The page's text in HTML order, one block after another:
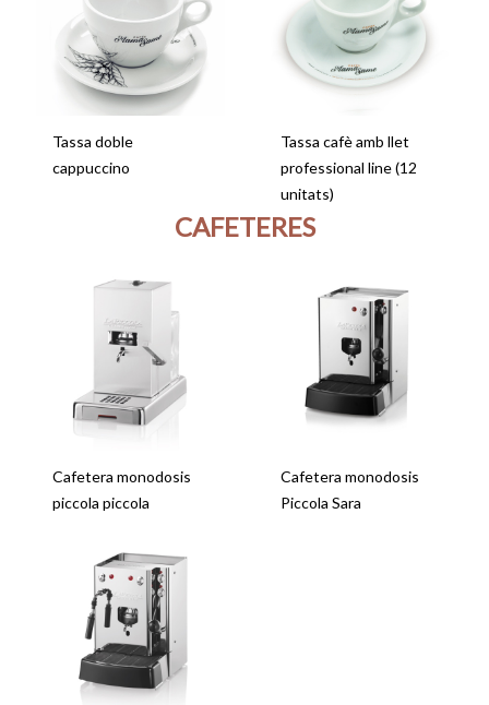
Tassa doble
cappuccino
Tassa cafè amb llet
professional line (12
unitats)
CAFETERES
Cafetera monodosis
piccola piccola
Cafetera monodosis
Piccola Sara